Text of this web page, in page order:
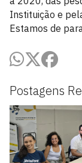
Postagens
Instituição e
Estamos de